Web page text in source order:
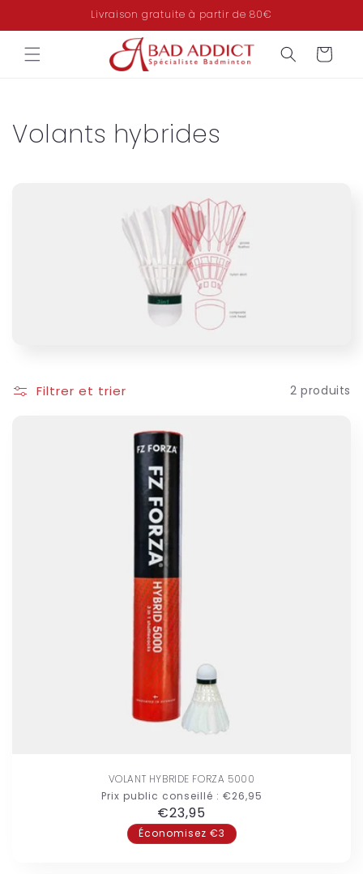
au
contenu
Livraison gratuite à partir de 80€
Panier
C
o
Volants hybrides
Filtrer et trier 2 produits
VOLANT HYBRIDE FORZA 5000
Prix public conseillé : €26,95
Prix
habituel
€23,95
Économisez €3